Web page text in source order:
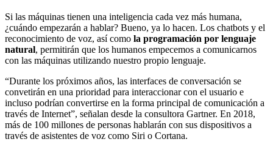
Si las máquinas tienen una inteligencia cada vez más humana,
¿cuándo empezarán a hablar? Bueno, ya lo hacen. Los chatbots y el
reconocimiento de voz, así como la programación por lenguaje
natural, permitirán que los humanos empecemos a comunicarnos
con las máquinas utilizando nuestro propio lenguaje.
“Durante los próximos años, las interfaces de conversación se
convetirán en una prioridad para interaccionar con el usuario e
incluso podrían convertirse en la forma principal de comunicación a
través de Internet”, señalan desde la consultora Gartner. En 2018,
más de 100 millones de personas hablarán con sus dispositivos a
través de asistentes de voz como Siri o Cortana.